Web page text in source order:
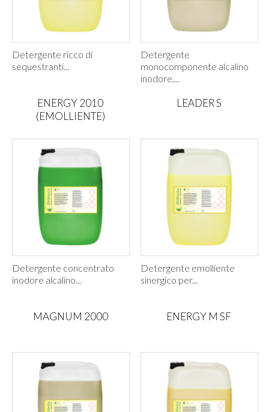
Detergente ricco di
sequestranti...
Detergente
monocomponente alcalino
inodore,...
ENERGY 2010
(EMOLLIENTE)
Detergente concentrato
inodore alcalino...
LEADER S
Detergente emolliente
sinergico per...
MAGNUM 2000 ENERGY M SF